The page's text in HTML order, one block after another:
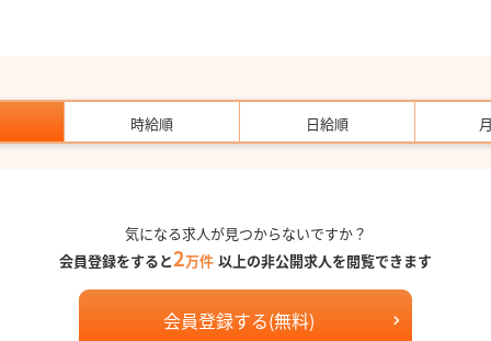
時給順 日給順
気になる求人が見つからないですか？
会員登録をすると2万件 以上の非公開求人を閲覧できます
会員登録する(無料)